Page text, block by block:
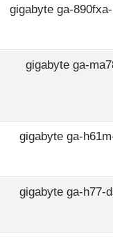
gigabyte ga-
gigabyte ga-
gigabyte ga-
gigabyte ga-h77-